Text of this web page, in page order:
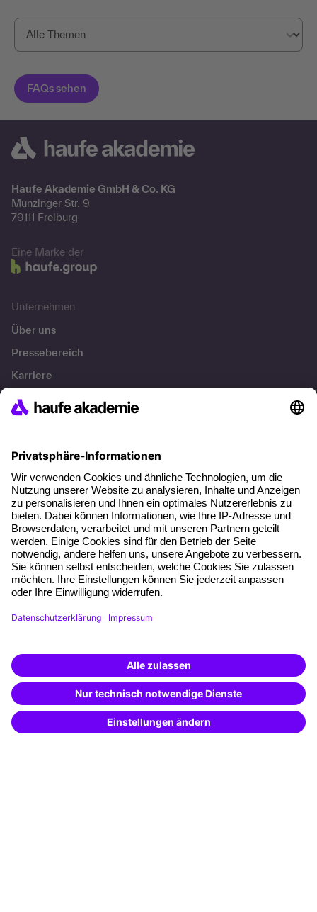
Haufe Akademie GmbH & Co. KG
Munzinger Str. 9
79111 Freiburg
Eine Marke der
Unternehmen
Über uns
Pressebereich
Karriere
Referenzen
Über unser Angebot
Planungssicherheit
Freie Seminarplätze
Qualitätsstandards
Planung und Locations
Fördermöglichkeiten
Weiterbildungs-App
Besondere Angebote
Potenzialanalyse
Transfercoaching
Weiterbildung finden -
mit KI-Power!
Beschreibe was du suchst und erhalte
passende Weiterbildungen vomKI-Berater
– schnell und treffsicher.